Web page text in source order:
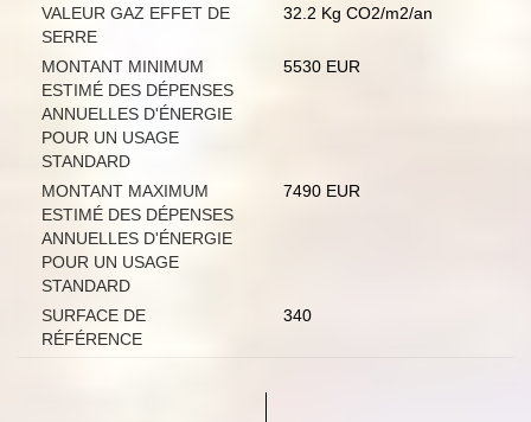
VALEUR GAZ EFFET DE
SERRE
32.2 Kg CO2/m2/an
MONTANT MINIMUM
ESTIMÉ DES DÉPENSES
ANNUELLES D'ÉNERGIE
POUR UN USAGE
STANDARD
5530 EUR
MONTANT MAXIMUM
ESTIMÉ DES DÉPENSES
ANNUELLES D'ÉNERGIE
POUR UN USAGE
STANDARD
7490 EUR
SURFACE DE
RÉFÉRENCE
340